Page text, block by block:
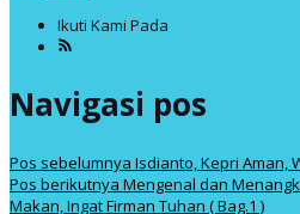
Ikuti Kami Pada
Navigasi pos
Pos sebelumnya Isdianto, Kepri Aman,
Pos berikutnya Mengenal dan
Makan, Ingat Firman Tuhan ( Bag.1 )